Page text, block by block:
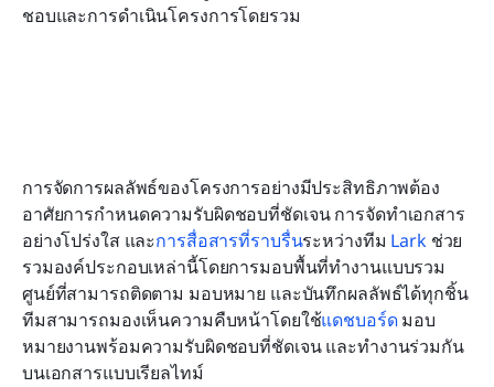
ชอบและการดำเนินโครงการโดยรวม
การจัดการผลลัพธ์ของโครงการอย่างมีประสิทธิภาพต้อง
อาศัยการกำหนดความรับผิดชอบที่ชัดเจน การจัดทำเอกสาร
อย่างโปร่งใส และการสื่อสารที่ราบรื่นระหว่างทีม Lark ช่วย
รวมองค์ประกอบเหล่านี้โดยการมอบพื้นที่ทำงานแบบรวม
ศูนย์ที่สามารถติดตาม มอบหมาย และบันทึกผลลัพธ์ได้ทุกชิ้น
ทีมสามารถมองเห็นความคืบหน้าโดยใช้แดชบอร์ด มอบ
หมายงานพร้อมความรับผิดชอบที่ชัดเจน และทำงานร่วมกัน
บนเอกสารแบบเรียลไทม์